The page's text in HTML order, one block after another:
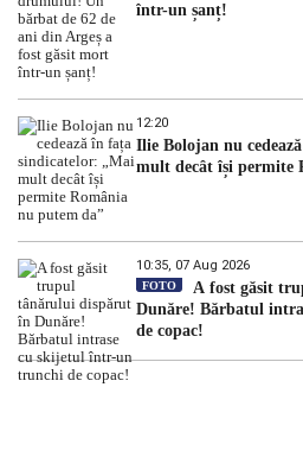
într-un șanț!
12:20
Ilie Bolojan nu
mult decât își permite
10:35, 07 Aug 2026
FOTO
A fost găsit
Dunăre! Bărbatul
de copac!